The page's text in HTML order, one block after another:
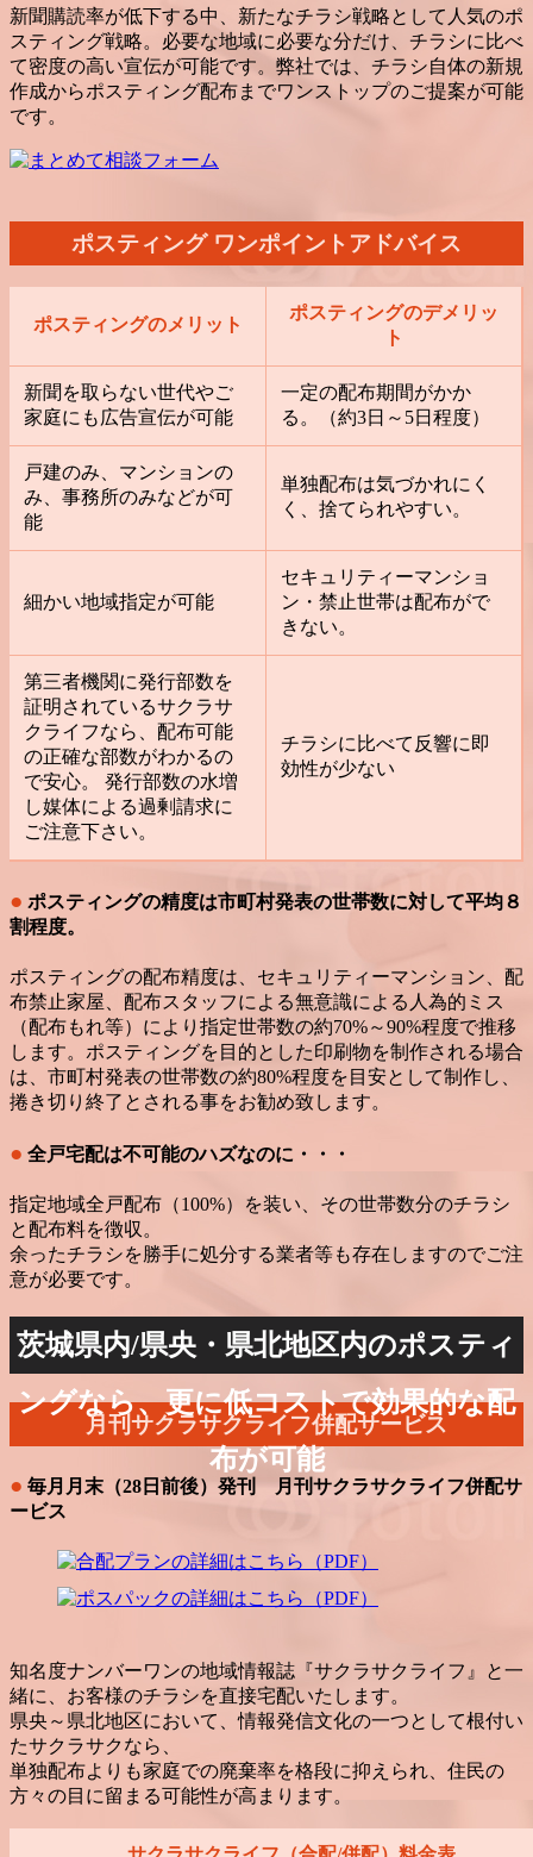
新聞購読率が低下する中、新たなチラシ戦略として人気のポ
スティング戦略。必要な地域に必要な分だけ、チラシに比べ
て密度の高い宣伝が可能です。弊社では、チラシ自体の新規
作成からポスティング配布までワンストップのご提案が可能
です。
ポスティング ワンポイントアドバイス
ポスティングのメリット
ポスティングのデメリッ
ト
新聞を取らない世代やご
家庭にも広告宣伝が可能
一定の配布期間がかか
る。（約3日～5日程度）
戸建のみ、マンションの
み、事務所のみなどが可
能
単独配布は気づかれにく
く、捨てられやすい。
細かい地域指定が可能
セキュリティーマンショ
ン・禁止世帯は配布がで
きない。
第三者機関に発行部数を
証明されているサクラサ
クライフなら、配布可能
の正確な部数がわかるの
で安心。 発行部数の水増
し媒体による過剰請求に
ご注意下さい。
チラシに比べて反響に即
効性が少ない
● ポスティングの精度は市町村発表の世帯数に対して平均８
割程度。
ポスティングの配布精度は、セキュリティーマンション、配
布禁止家屋、配布スタッフによる無意識による人為的ミス
（配布もれ等）により指定世帯数の約70%～90%程度で推移
します。ポスティングを目的とした印刷物を制作される場合
は、市町村発表の世帯数の約80%程度を目安として制作し、
捲き切り終了とされる事をお勧め致します。
● 全戸宅配は不可能のハズなのに・・・
指定地域全戸配布（100%）を装い、その世帯数分のチラシ
と配布料を徴収。
余ったチラシを勝手に処分する業者等も存在しますのでご注
意が必要です。
茨城県内/県央・県北地区内のポスティ
ングなら、更に低コストで効果的な配
布が可能
月刊サクラサクライフ併配サービス
● 毎月月末（28日前後）発刊 月刊サクラサクライフ併配サ
ービス
知名度ナンバーワンの地域情報誌『サクラサクライフ』と一
緒に、お客様のチラシを直接宅配いたします。
県央～県北地区において、情報発信文化の一つとして根付い
たサクラサクなら、
単独配布よりも家庭での廃棄率を格段に抑えられ、住民の
方々の目に留まる可能性が高まります。